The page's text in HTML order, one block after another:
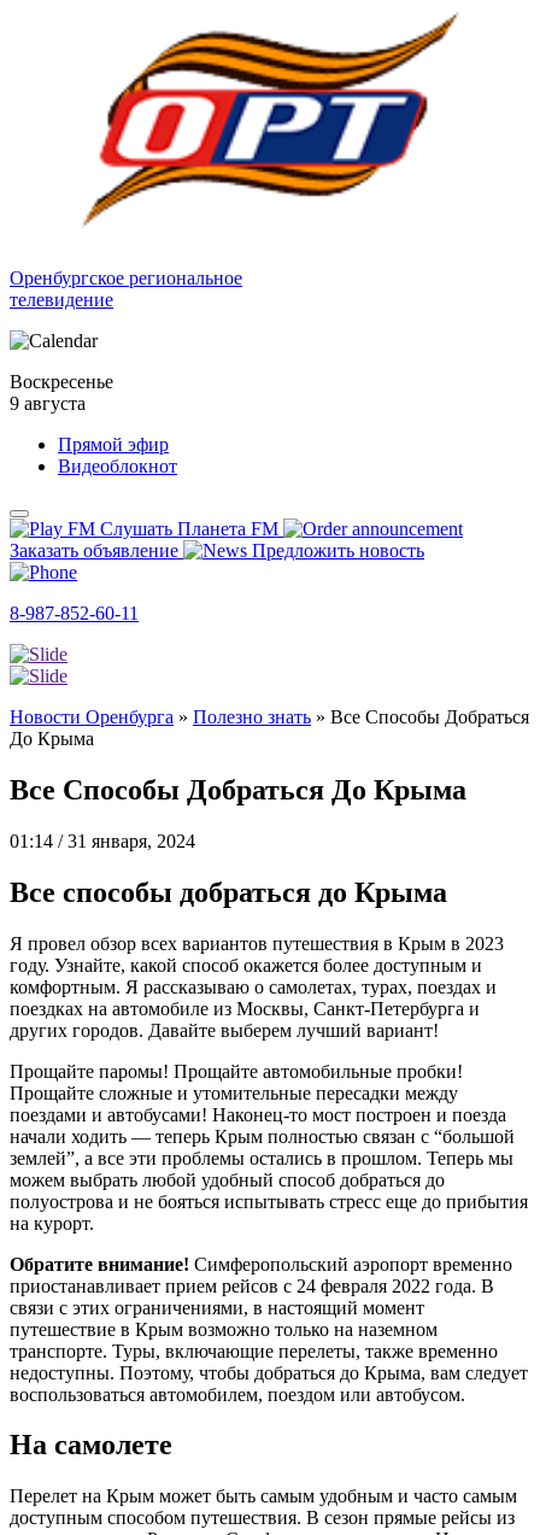
Оренбургское региональное
телевидение
Воскресенье
9 августа
Прямой эфир
Видеоблокнот
Слушать Планета FM
Заказать объявление
Предложить новость
8-987-852-60-11
Новости Оренбурга » Полезно знать » Все Способы Добраться
До Крыма
Все Способы Добраться До Крыма
01:14 / 31 января, 2024
Все способы добраться до Крыма
Я провел обзор всех вариантов путешествия в Крым в 2023
году. Узнайте, какой способ окажется более доступным и
комфортным. Я рассказываю о самолетах, турах, поездах и
поездках на автомобиле из Москвы, Санкт-Петербурга и
других городов. Давайте выберем лучший вариант!
Прощайте паромы! Прощайте автомобильные пробки!
Прощайте сложные и утомительные пересадки между
поездами и автобусами! Наконец-то мост построен и поезда
начали ходить — теперь Крым полностью связан с “большой
землей”, а все эти проблемы остались в прошлом. Теперь мы
можем выбрать любой удобный способ добраться до
полуострова и не бояться испытывать стресс еще до прибытия
на курорт.
Обратите внимание! Симферопольский аэропорт временно
приостанавливает прием рейсов с 24 февраля 2022 года. В
связи с этих ограничениями, в настоящий момент
путешествие в Крым возможно только на наземном
транспорте. Туры, включающие перелеты, также временно
недоступны. Поэтому, чтобы добраться до Крыма, вам следует
воспользоваться автомобилем, поездом или автобусом.
На самолете
Перелет на Крым может быть самым удобным и часто самым
доступным способом путешествия. В сезон прямые рейсы из